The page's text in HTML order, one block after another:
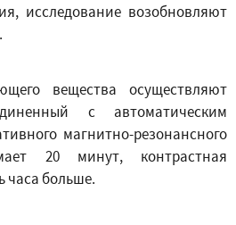
исследование возобновляют
вещества осуществляют
с автоматическим
магнитно-резонансного
20 минут, контрастная
часа больше.